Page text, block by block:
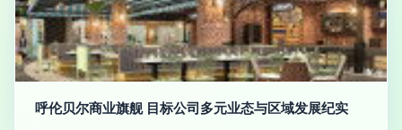
呼伦贝尔商业旗舰 目标公司多元业态与区域发展纪实